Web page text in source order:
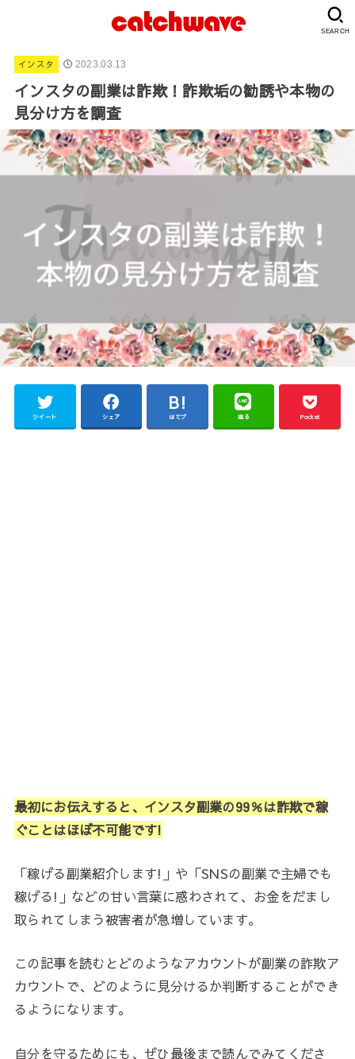
SEARCH
インスタ 2023.03.13
インスタの副業は詐欺！詐欺垢の勧誘や本物の
見分け方を調査
ツイート シェア はてブ 送る Pocket
最初にお伝えすると、インスタ副業の99％は詐欺で稼
ぐことはほぼ不可能です!
「稼げる副業紹介します!」や「SNSの副業で主婦でも
稼げる!」などの甘い言葉に惑わされて、お金をだまし
取られてしまう被害者が急増しています。
この記事を読むとどのようなアカウントが副業の詐欺ア
カウントで、どのように見分けるか判断することができ
るようになります。
自分を守るためにも、ぜひ最後まで読んでみてくださ